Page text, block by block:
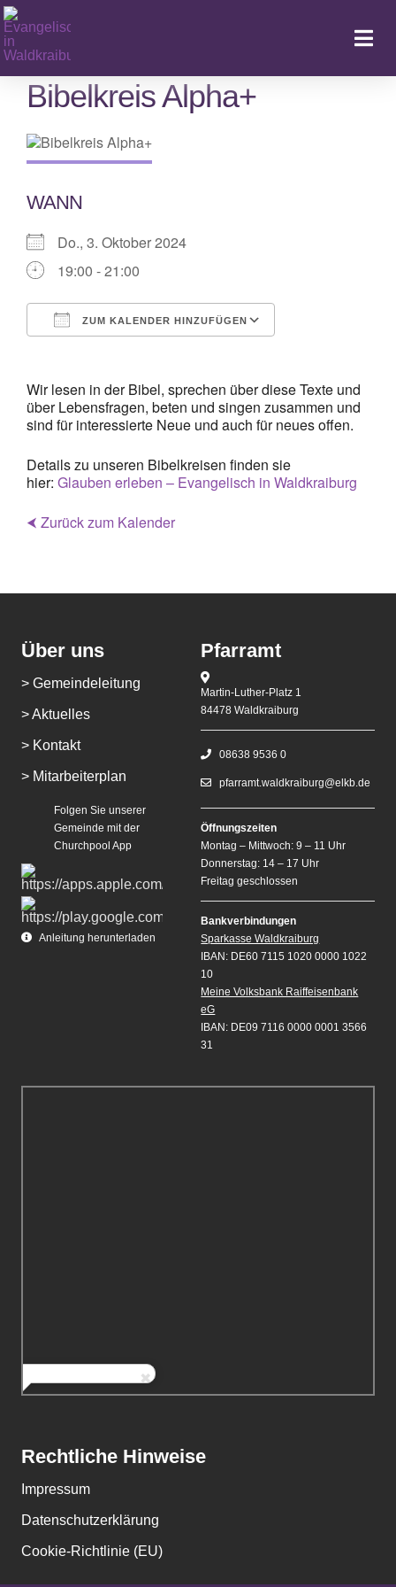
Zum
Inhalt
springen
Bibelkreis Alpha+
WANN
Do., 3. Oktober 2024
19:00 - 21:00
ZUM KALENDER HINZUFÜGEN
Wir lesen in der Bibel, sprechen über diese Texte und
über Lebensfragen, beten und singen zusammen und
sind für interessierte Neue und auch für neues offen.
Details zu unseren Bibelkreisen finden sie
hier: Glauben erleben – Evangelisch in Waldkraiburg
⮜ Zurück zum Kalender
Über uns
> Gemeindeleitung
> Aktuelles
> Kontakt
> Mitarbeiterplan
Folgen Sie unserer
Gemeinde mit der
Churchpool App
Anleitung herunterladen
Pfarramt
Martin-Luther-Platz 1
84478 Waldkraiburg
08638 9536 0
pfarramt.waldkraiburg@elkb.de
Öffnungszeiten
Montag – Mittwoch: 9 – 11 Uhr
Donnerstag: 14 – 17 Uhr
Freitag geschlossen
Bankverbindungen
Sparkasse Waldkraiburg
IBAN: DE60 7115 1020 0000 1022
10
Meine Volksbank Raiffeisenbank
eG
IBAN: DE09 7116 0000 0001 3566
31
Rechtliche Hinweise
Impressum
Datenschutzerklärung
Cookie-Richtlinie (EU)